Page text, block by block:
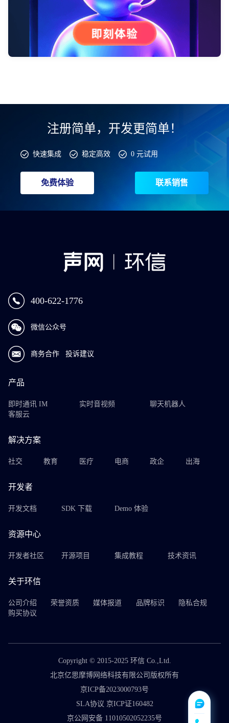
注册简单，开发更简单！
快速集成 稳定高效 0 元试用
免费体验 联系销售
400-622-1776
微信公众号
商务合作 投诉建议
产品
即时通讯 IM 实时音视频
聊天机器人
客服云
解决方案
社交 教育 医疗 电商 政企 出海
开发者
开发文档 SDK 下载 Demo 体验
资源中心
开发者社区 开源项目 集成教程 技术资讯
关于环信
公司介绍 荣誉资质 媒体报道 品牌标识
隐私合规
购买协议
Copyright © 2015-2025 环信 Co.,Ltd.
北京亿思摩博网络科技有限公司版权所有
京ICP备2023000793号
SLA协议 京ICP证160482
京公网安备 11010502052235号